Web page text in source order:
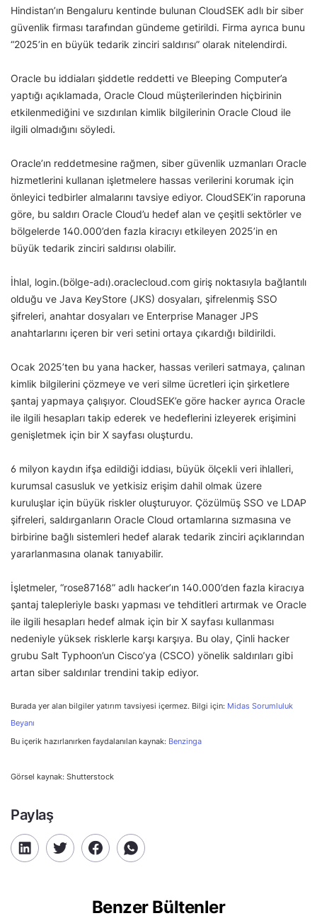
Hindistan’ın Bengaluru kentinde bulunan CloudSEK adlı bir siber
güvenlik firması tarafından gündeme getirildi. Firma ayrıca bunu
“2025’in en büyük tedarik zinciri saldırısı” olarak nitelendirdi.
Oracle bu iddiaları şiddetle reddetti ve Bleeping Computer’a
yaptığı açıklamada, Oracle Cloud müşterilerinden hiçbirinin
etkilenmediğini ve sızdırılan kimlik bilgilerinin Oracle Cloud ile
ilgili olmadığını söyledi.
Oracle’ın reddetmesine rağmen, siber güvenlik uzmanları Oracle
hizmetlerini kullanan işletmelere hassas verilerini korumak için
önleyici tedbirler almalarını tavsiye ediyor. CloudSEK’in raporuna
göre, bu saldırı Oracle Cloud’u hedef alan ve çeşitli sektörler ve
bölgelerde 140.000’den fazla kiracıyı etkileyen 2025’in en
büyük tedarik zinciri saldırısı olabilir.
İhlal, login.(bölge-adı).oraclecloud.com giriş noktasıyla bağlantılı
olduğu ve Java KeyStore (JKS) dosyaları, şifrelenmiş SSO
şifreleri, anahtar dosyaları ve Enterprise Manager JPS
anahtarlarını içeren bir veri setini ortaya çıkardığı bildirildi.
Ocak 2025’ten bu yana hacker, hassas verileri satmaya, çalınan
kimlik bilgilerini çözmeye ve veri silme ücretleri için şirketlere
şantaj yapmaya çalışıyor. CloudSEK’e göre hacker ayrıca Oracle
ile ilgili hesapları takip ederek ve hedeflerini izleyerek erişimini
genişletmek için bir X sayfası oluşturdu.
6 milyon kaydın ifşa edildiği iddiası, büyük ölçekli veri ihlalleri,
kurumsal casusluk ve yetkisiz erişim dahil olmak üzere
kuruluşlar için büyük riskler oluşturuyor. Çözülmüş SSO ve LDAP
şifreleri, saldırganların Oracle Cloud ortamlarına sızmasına ve
birbirine bağlı sistemleri hedef alarak tedarik zinciri açıklarından
yararlanmasına olanak tanıyabilir.
İşletmeler, “rose87168” adlı hacker’ın 140.000’den fazla kiracıya
şantaj talepleriyle baskı yapması ve tehditleri artırmak ve Oracle
ile ilgili hesapları hedef almak için bir X sayfası kullanması
nedeniyle yüksek risklerle karşı karşıya. Bu olay, Çinli hacker
grubu Salt Typhoon’un Cisco’ya (CSCO) yönelik saldırıları gibi
artan siber saldırılar trendini takip ediyor.
Burada yer alan bilgiler yatırım tavsiyesi içermez. Bilgi için: Midas Sorumluluk
Beyanı
Bu içerik hazırlanırken faydalanılan kaynak: Benzinga
Görsel kaynak: Shutterstock
Paylaş
Benzer Bültenler